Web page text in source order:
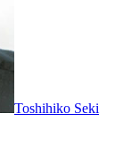
Toshihiko Seki